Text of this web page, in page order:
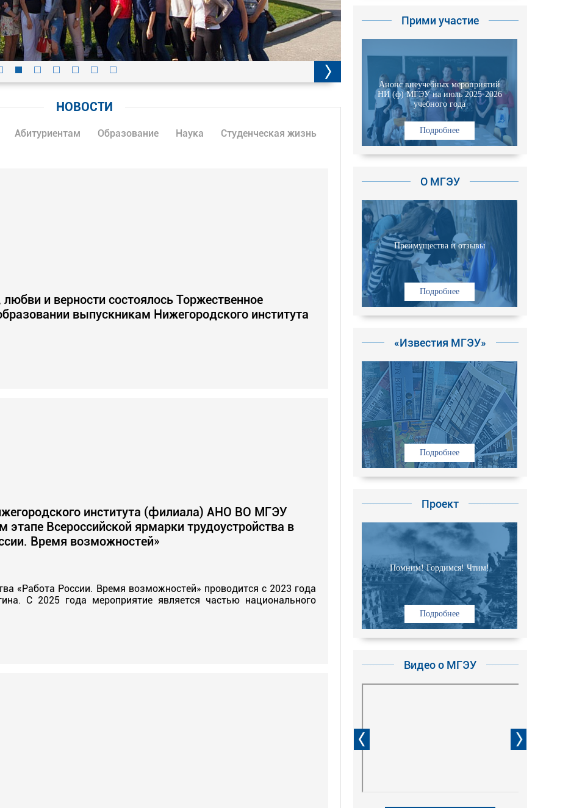
Прими участие
Анонс внеучебных мероприятий
НИ (ф) МГЭУ на июль 2025-2026
учебного года
Подробнее
О МГЭУ
Преимущества и отзывы
Подробнее
«Известия МГЭУ»
Подробнее
Проект
Помним! Гордимся! Чтим!
Подробнее
Видео о МГЭУ
НОВОСТИ
Абитуриентам Образование Наука Студенческая жизнь
и верности состоялось Торжественное
выпускникам Нижегородского института
института (филиала) АНО ВО МГЭУ
этапе Всероссийской ярмарки трудоустройства в
Время возможностей»
«Работа России. Время возможностей» проводится с 2023 года
С 2025 года мероприятие является частью национального